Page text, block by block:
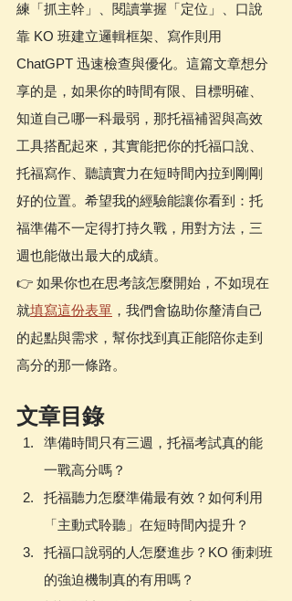
練「抓主幹」、閱讀掌握「定位」、口說
靠 KO 班建立邏輯框架、寫作則用
ChatGPT 迅速檢查與優化。這篇文章想分
享的是，如果你的時間有限、目標明確、
知道自己哪一科最弱，那托福補習與高效
工具搭配起來，其實能把你的托福口說、
托福寫作、聽讀實力在短時間內拉到剛剛
好的位置。希望我的經驗能讓你看到：托
福準備不一定得打持久戰，用對方法，三
週也能做出最大的成績。
👉 如果你也在思考該怎麼開始，不如現在
就填寫這份表單 ，我們會協助你釐清自己
的起點與需求，幫你找到真正能陪你走到
高分的那一條路。
文章目錄
準備時間只有三週，托福考試真的能
一戰高分嗎？
托福聽力怎麼準備最有效？如何利用
「主動式聆聽」在短時間內提升？
托福口說弱的人怎麼進步？KO 衝刺班
的強迫機制真的有用嗎？